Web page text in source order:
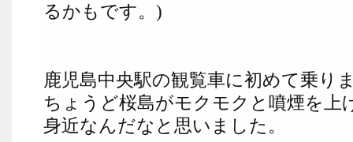
るかもです。)
鹿児島中央駅の観覧車に初めて乗り
ちょうど桜島がモクモクと噴煙を上
身近なんだなと思いました。